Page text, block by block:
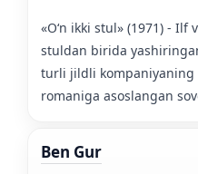
«Oʻn ikki stul» (1971) - Ilf
stuldan birida
turli jildli kompaniyaning
romaniga asoslangan
Ben Gur